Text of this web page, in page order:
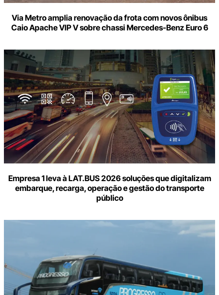
Via Metro amplia renovação da frota com novos ônibus
Caio Apache VIP V sobre chassi Mercedes-Benz Euro 6
Empresa 1 leva à LAT.BUS 2026 soluções que digitalizam
embarque, recarga, operação e gestão do transporte
público